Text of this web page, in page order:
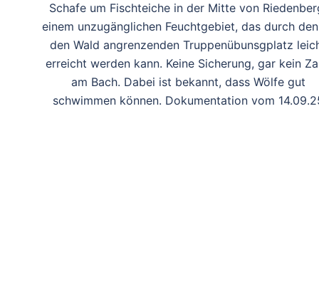
Schafe um Fischteiche in der Mitte von
einem unzugänglichen Feuchtgebiet, das durch
den Wald angrenzenden Truppenübunsgplatz
erreicht werden kann. Keine Sicherung, gar kein
am Bach. Dabei ist bekannt, dass Wölfe gut
schwimmen können. Dokumentation vom